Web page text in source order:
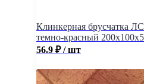
Клинкерная брусчатка
темно-красный
56.9 ₽ / шт